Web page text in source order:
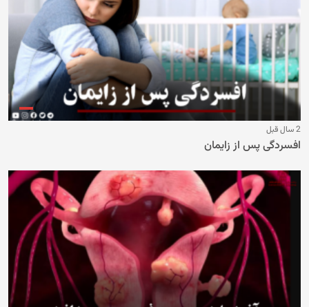
2 سال قبل
افسردگی پس از زایمان